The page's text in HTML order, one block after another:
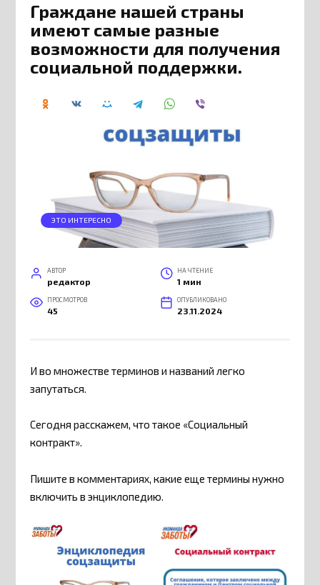
Граждане нашей страны
имеют самые разные
возможности для получения
социальной поддержки.
ЭТО ИНТЕРЕСНО
АВТОР
редактор
НА ЧТЕНИЕ
1 мин
ПРОСМОТРОВ
45
ОПУБЛИКОВАНО
23.11.2024
И во множестве терминов и названий легко
запутаться.
Сегодня расскажем, что такое «Социальный
контракт».
Пишите в комментариях, какие еще термины нужно
включить в энциклопедию.